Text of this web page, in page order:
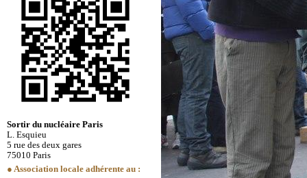
Sortir du nucléaire Paris
L. Esquieu
5 rue des deux gares
75010 Paris
● Association locale adhérente au :